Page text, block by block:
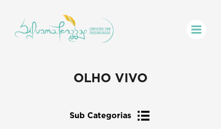
OLHO VIVO
Sub Categorias